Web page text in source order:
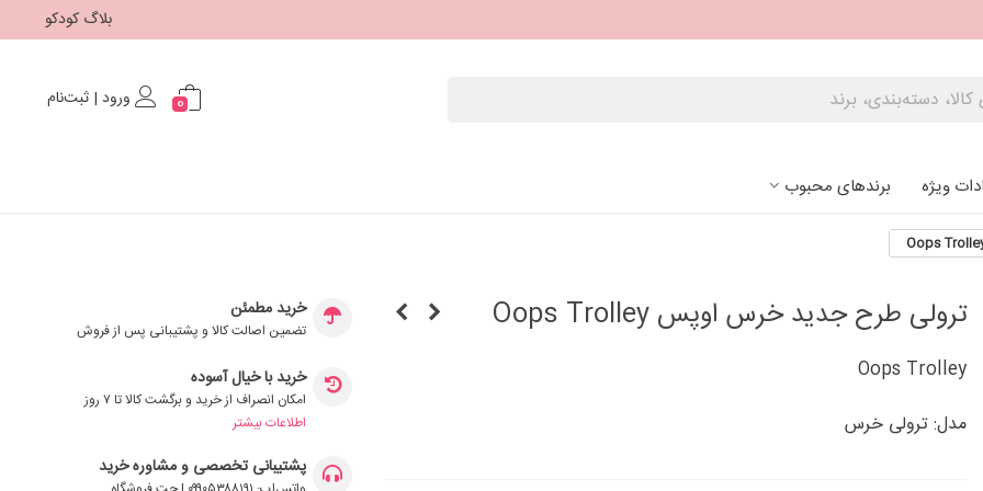
بلاگ کودکو
0 ورود | ثبت‌نام
ویژه برندهای محبوب
ترولی طرح جدید خرس اوپس Oops Trolley
Oops Trolley
مدل: ترولی خرس
خرید مطمئن
تضمین اصالت کالا و پشتیبانی پس از فروش
خرید با خیال آسوده
امکان انصراف از خرید و برگشت کالا تا ۷ روز
اطلاعات بیشتر
پشتیبانی تخصصی و مشاوره خرید